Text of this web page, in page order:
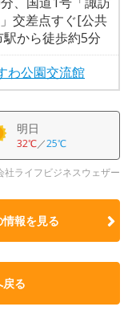
交差点すぐ[公共
から徒歩約5分
わ公園交流館
明日
32℃／25℃
社ライフビジネスウェザー
情報を見る
る